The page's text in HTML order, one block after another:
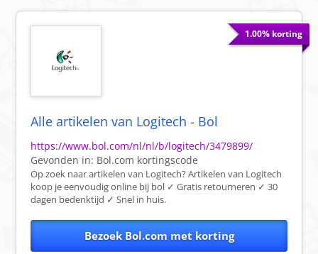
1.00% korting
Alle artikelen van Logitech - Bol
https://www.bol.com/nl/nl/b/logitech/3479899/
Gevonden in: Bol.com kortingscode
Op zoek naar artikelen van Logitech? Artikelen van Logitech
koop je eenvoudig online bij bol ✓ Gratis retourneren ✓ 30
dagen bedenktijd ✓ Snel in huis.
Bezoek Bol.com met korting